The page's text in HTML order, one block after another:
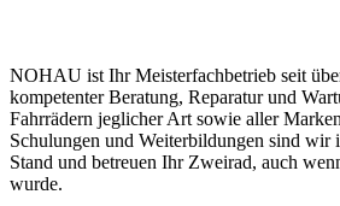
NOHAU ist Ihr Meisterfachbetrieb seit
kompetenter Beratung, Reparatur und
Fahrrädern jeglicher Art sowie aller
Schulungen und Weiterbildungen sind wir
Stand und betreuen Ihr Zweirad, auch
wurde.